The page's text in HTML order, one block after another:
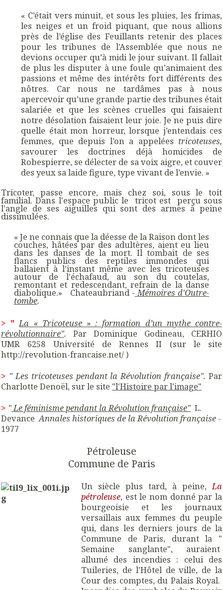
« C’était vers minuit, et sous les pluies, les frimas,
les neiges et un froid piquant, que nous allions
près de l’église des Feuillants retenir des places
pour les tribunes de l’Assemblée que nous ne
devions occuper qu’à midi le jour suivant. Il fallait
de plus les disputer à une foule qu’animaient des
passions et même des intérêts fort différents des
nôtres. Car nous ne tardâmes pas à nous
apercevoir qu’une grande partie des tribunes était
salariée et que les scènes cruelles qui faisaient
notre désolation faisaient leur joie. Je ne puis dire
quelle était mon horreur, lorsque j’entendais ces
femmes, que depuis l’on a appelées tricoteuses,
savourer les doctrines déjà homicides de
Robespierre, se délecter de sa voix aigre, et couver
des yeux sa laide figure, type vivant de l’envie. »
Tricoter, passe encore, mais chez soi, sous le toit
familial. Dans l'espace public le tricot est perçu sous
l'angle de ses aiguilles qui sont des armes à peine
dissimulées.
« Je ne connais que la déesse de la Raison dont les
couches, hâtées par des adultères, aient eu lieu
dans les danses de la mort. Il tombait de ses
flancs publics des reptiles immondes qui
ballaient à l'instant même avec les tricoteuses
autour de l'échafaud, au son du coutelas,
remontant et redescendant, refrain de la danse
diabolique.» Chateaubriand - Mémoires d'Outre-
tombe.
> " La « Tricoteuse » : formation d’un mythe contre-
révolutionnaire". Par Dominique Godineau, CERHIO
UMR 6258 Université de Rennes II (sur le site
http://revolution-francaise.net/)
> " Les tricoteuses pendant la Révolution française". Par
Charlotte Denoël, sur le site "l'Histoire par l'image"
> "Le féminisme pendant la Révolution française"L.
DevanceAnnales historiques de la Révolution française -
1977
Pétroleuse
Commune de Paris
Un siècle plus tard, à peine,La
pétroleuse, est le nom donné par la
bourgeoisie et les journaux
versaillais aux femmes du peuple
qui, dans les derniers jours de la
Commune de Paris, durant la "
Semaine sanglante", auraient
allumé des incendies : celui des
Tuileries, de l'Hôtel de ville, de la
Cour des comptes, du Palais Royal.